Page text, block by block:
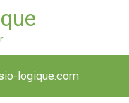
logique.com